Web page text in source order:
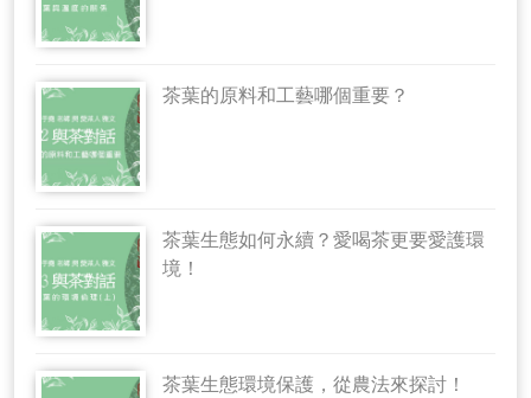
茶葉的原料和工藝哪個重要？
茶葉生態如何永續？愛喝茶更要愛護環
境！
茶葉生態環境保護，從農法來探討！